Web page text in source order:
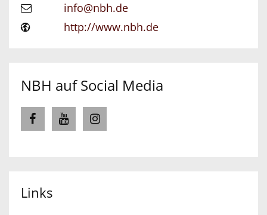
info@nbh.de
http://www.nbh.de
NBH auf Social Media
Links